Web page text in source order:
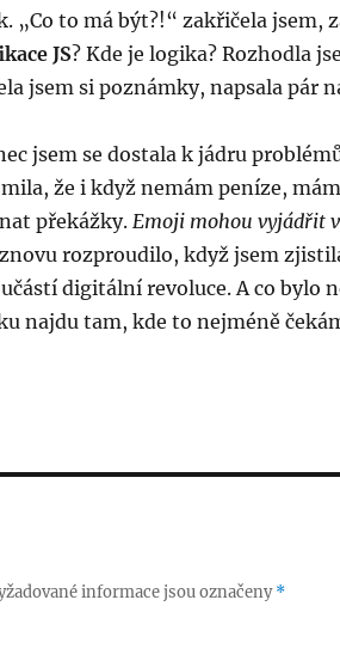
„Co to má být?!“ zakřičela jsem,
JS? Kde je logika? Rozhodla
jsem si poznámky, napsala pár
jsem se dostala k jádru
že i když nemám peníze,
překážky.Emoji mohou vyjádřit
rozproudilo, když jsem
digitální revoluce. A co bylo
najdu tam, kde to nejméně
informace jsou označeny*